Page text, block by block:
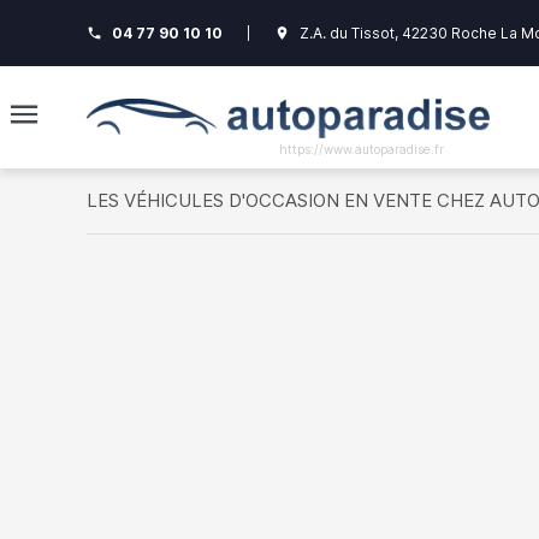
phone 04 77 90 10 10 room Z.A. du Tissot, 42230 Roche La
https://www.autoparadise.fr
LES VÉHICULES D'OCCASION EN VENTE CHEZ